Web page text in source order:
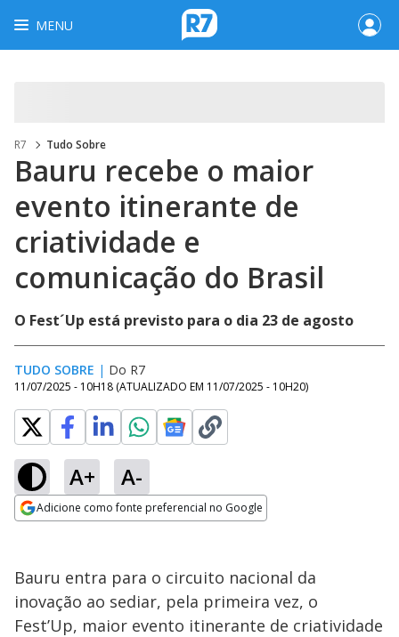
MENU
R7 Tudo Sobre
Bauru recebe o maior
evento itinerante de
criatividade e
comunicação do Brasil
O Fest´Up está previsto para o dia 23 de agosto
TUDO SOBRE | Do R7
11/07/2025 - 10H18 (ATUALIZADO EM 11/07/2025 - 10H20)
A+ A-
Adicione como fonte preferencial no Google
Bauru entra para o circuito nacional da
inovação ao sediar, pela primeira vez, o
Fest’Up, maior evento itinerante de criatividade